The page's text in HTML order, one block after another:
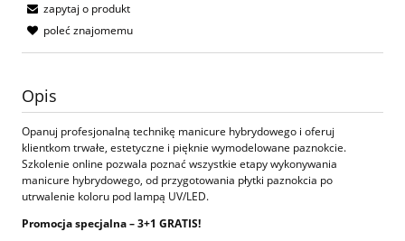
zapytaj o produkt
poleć znajomemu
Opis
Opanuj profesjonalną technikę manicure hybrydowego i oferuj
klientkom trwałe, estetyczne i pięknie wymodelowane paznokcie.
Szkolenie online pozwala poznać wszystkie etapy wykonywania
manicure hybrydowego, od przygotowania płytki paznokcia po
utrwalenie koloru pod lampą UV/LED.
Promocja specjalna – 3+1 GRATIS!